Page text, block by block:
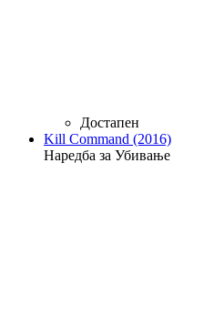
Достапен
Kill Command (2016)
Наредба за Убивање